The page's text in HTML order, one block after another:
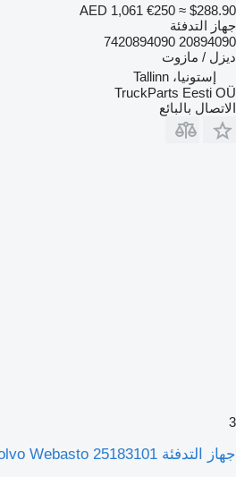
AED 1,061 €250 ≈ $288.90
جهاز التدفئة
20894090 7420894090
ديزل / مازوت
إستونيا، Tallinn
TruckParts Eesti OÜ
الاتصال بالبائع
3
جهاز التدفئة Volvo Webasto 25183101 لـ الشاحنات Volvo F12